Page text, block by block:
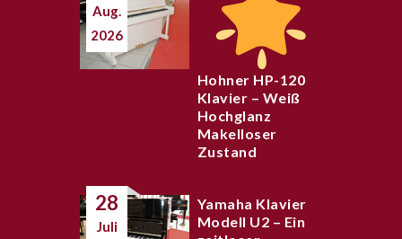
Aug.
2026
Hohner HP-120
Klavier – Weiß
Hochglanz
Makelloser
Zustand
28
Juli
Yamaha Klavier
Modell U2 – Ein